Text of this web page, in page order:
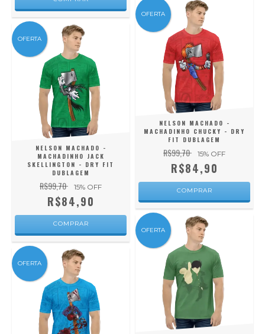
OFERTA
NELSON MACHADO -
MACHADINHO JACK
SKELLINGTON - DRY FIT
DUBLAGEM
R$99,70 15% OFF
R$84,90
COMPRAR
OFERTA
NELSON MACHADO -
MACHADINHO CHUCKY - DRY
FIT DUBLAGEM
R$99,70 15% OFF
R$84,90
COMPRAR
OFERTA
OFERTA